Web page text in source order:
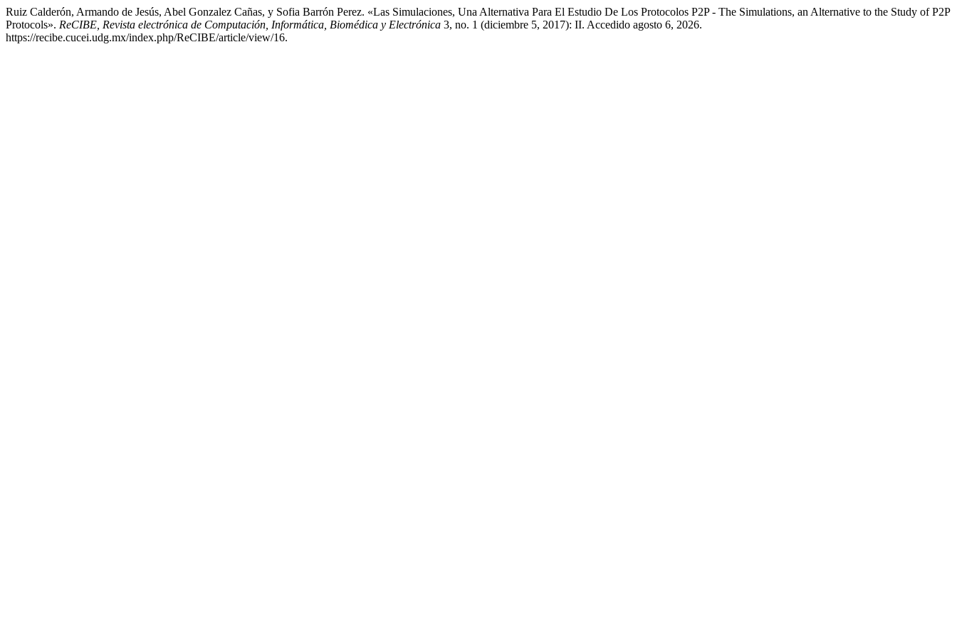
Ruiz Calderón, Armando de Jesús, Abel Gonzalez Cañas, y Sofia Barrón Perez. «Las Simulaciones, Una Alternativa Para El Estudio De Los Protocolos P2P - The Simulations, an Alternative to the Study of P2P
Protocols». ReCIBE, Revista electrónica de Computación, Informática, Biomédica y Electrónica 3, no. 1 (diciembre 5, 2017): II. Accedido agosto 6, 2026.
https://recibe.cucei.udg.mx/index.php/ReCIBE/article/view/16.